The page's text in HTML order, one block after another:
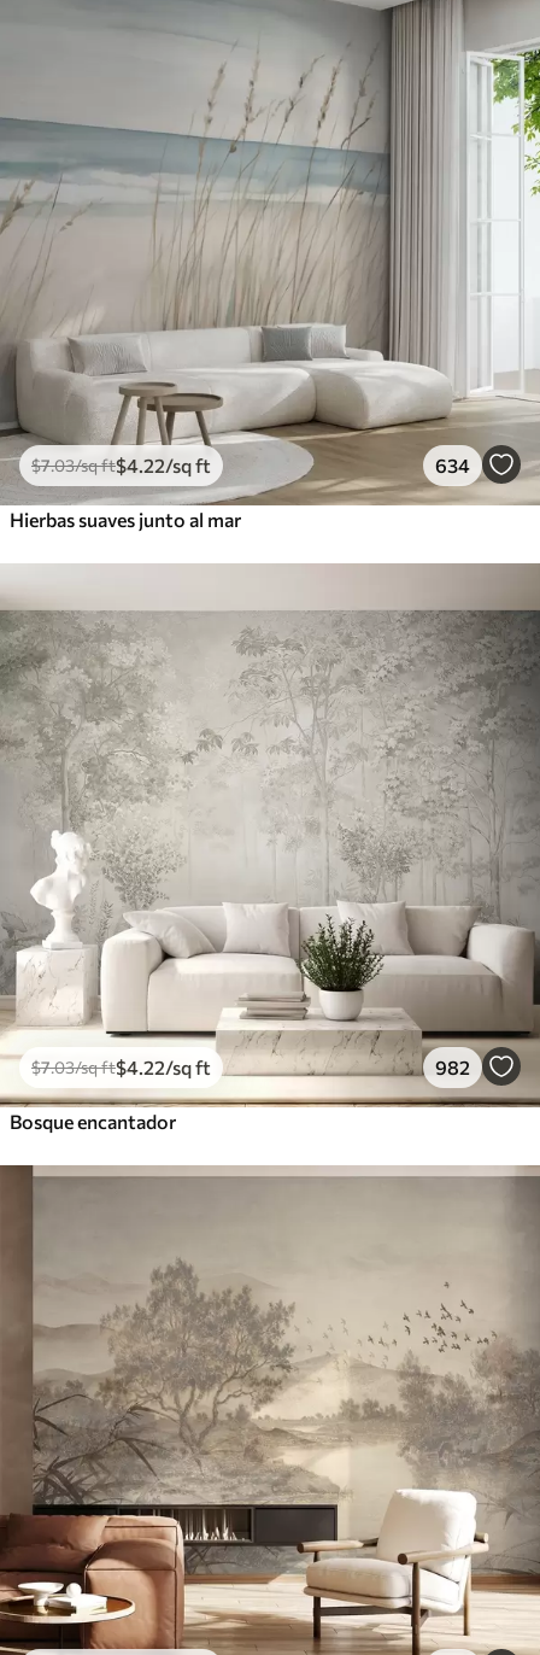
$7.03/sq ft$4 .22/sq ft 634
Hierbas suaves junto al mar
$7.03/sq ft$4 .22/sq ft 982
Bosque encantador